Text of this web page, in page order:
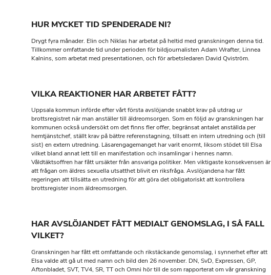
HUR MYCKET TID SPENDERADE NI?
Drygt fyra månader. Elin och Niklas har arbetat på heltid med granskningen denna tid.
Tillkommer omfattande tid under perioden för bildjournalisten Adam Wrafter, Linnea
Kalnins, som arbetat med presentationen, och för arbetsledaren David Qviström.
VILKA REAKTIONER HAR ARBETET FÅTT?
Uppsala kommun införde efter vårt första avslöjande snabbt krav på utdrag ur
brottsregistret när man anställer till äldreomsorgen. Som en följd av granskningen har
kommunen också undersökt om det finns fler offer, begränsat antalet anställda per
hemtjänstchef, ställt krav på bättre referenstagning, tillsatt en intern utredning och (till
sist) en extern utredning. Läsarengagemanget har varit enormt, liksom stödet till Elsa
vilket bland annat lett till en manifestation och insamlingar i hennes namn.
Våldtäktsoffren har fått ursäkter från ansvariga politiker. Men viktigaste konsekvensen är
att frågan om äldres sexuella utsatthet blivit en riksfråga. Avslöjandena har fått
regeringen att tillsätta en utredning för att göra det obligatoriskt att kontrollera
brottsregister inom äldreomsorgen.
HAR AVSLÖJANDET FÅTT MEDIALT GENOMSLAG, I SÅ FALL
VILKET?
Granskningen har fått ett omfattande och rikstäckande genomslag, i synnerhet efter att
Elsa valde att gå ut med namn och bild den 26 november. DN, SvD, Expressen, GP,
Aftonbladet, SVT, TV4, SR, TT och Omni hör till de som rapporterat om vår granskning